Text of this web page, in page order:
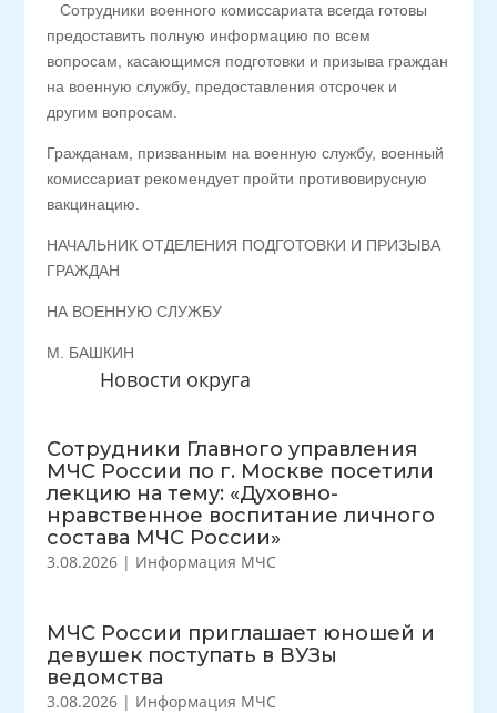
Новости округа
Сотрудники Главного управления
МЧС России по г. Москве посетили
лекцию на тему: «Духовно-
нравственное воспитание личного
состава МЧС России»
3.08.2026 | Информация МЧС
МЧС России приглашает юношей и
девушек поступать в ВУЗы
ведомства
3.08.2026 | Информация МЧС
Сотрудники военного комиссариата всегда готовы
предоставить полную информацию по всем
вопросам, касающимся подготовки и призыва граждан
на военную службу, предоставления отсрочек и
другим вопросам.
Гражданам, призванным на военную службу, военный
комиссариат рекомендует пройти противовирусную
вакцинацию.
НАЧАЛЬНИК ОТДЕЛЕНИЯ ПОДГОТОВКИ И ПРИЗЫВА
ГРАЖДАН
НА ВОЕННУЮ СЛУЖБУ
М. БАШКИН